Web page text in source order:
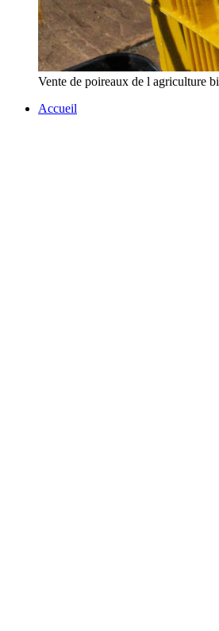
Vente de poireaux de l agriculture
Accueil